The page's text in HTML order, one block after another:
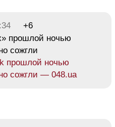
+6
прошлой ночью
сожгли
прошлой ночью
сожгли — 048.ua